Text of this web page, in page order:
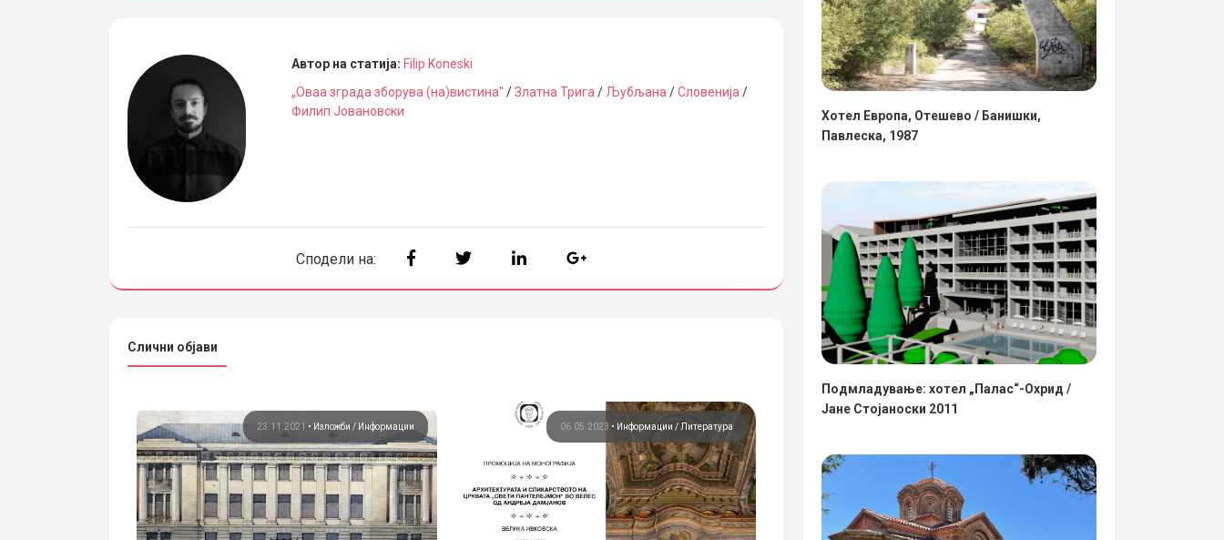
Автор на статија: Filip Koneski
„Оваа зграда зборува (на)вистина" /Златна Трига / Љубљана /Словенија /
Филип Јовановски
Сподели на:
Слични објави
23.11.2021 • Изложби Информации 06.05.2023 • Информации Литература
Хотел Европа, Отешево / Банишки,
Павлеска, 1987
Подмладување: хотел „Палас“-Охрид /
Јане Стојаноски 2011